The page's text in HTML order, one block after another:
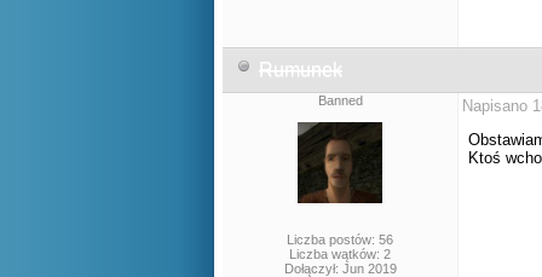
Rumunek
Banned
Liczba postów: 56
Liczba wątków: 2
Dołączył: Jun 2019
Napisano
Ktoś